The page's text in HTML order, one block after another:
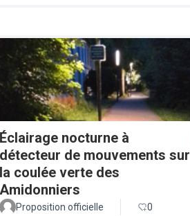
Éclairage nocturne à
détecteur de mouvements sur
la coulée verte des
Amidonniers
Proposition officielle 0